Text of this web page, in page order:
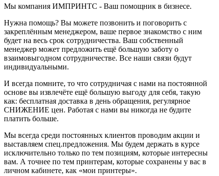
Мы компания ИМПРИНТС - Ваш помощник в бизнесе.
Нужна помощь? Вы можете позвонить и поговорить с
закреплённым менеджером, ваше первое знакомство с ним
будет на весь срок сотрудничества. Ваш собственный
менеджер может предложить ещё большую заботу о
взаимовыгодном сотрудничестве. Все наши связи будут
индивидуальными.
И всегда помните, то что сотрудничая с нами на постоянной
основе вы извлечёте ещё большую выгоду для себя, такую
как: бесплатная доставка в день обращения, регулярное
СНИЖЕНИЕ цен. Работая с нами вы никогда не будите
платить больше.
Мы всегда среди постоянных клиентов проводим акции и
выставляем спец.предложения. Мы будем держать в курсе
исключительно только по тем позициям, которые интересны
вам. А точнее по тем принтерам, которые сохранены у вас в
личном кабинете, как «мои принтеры».